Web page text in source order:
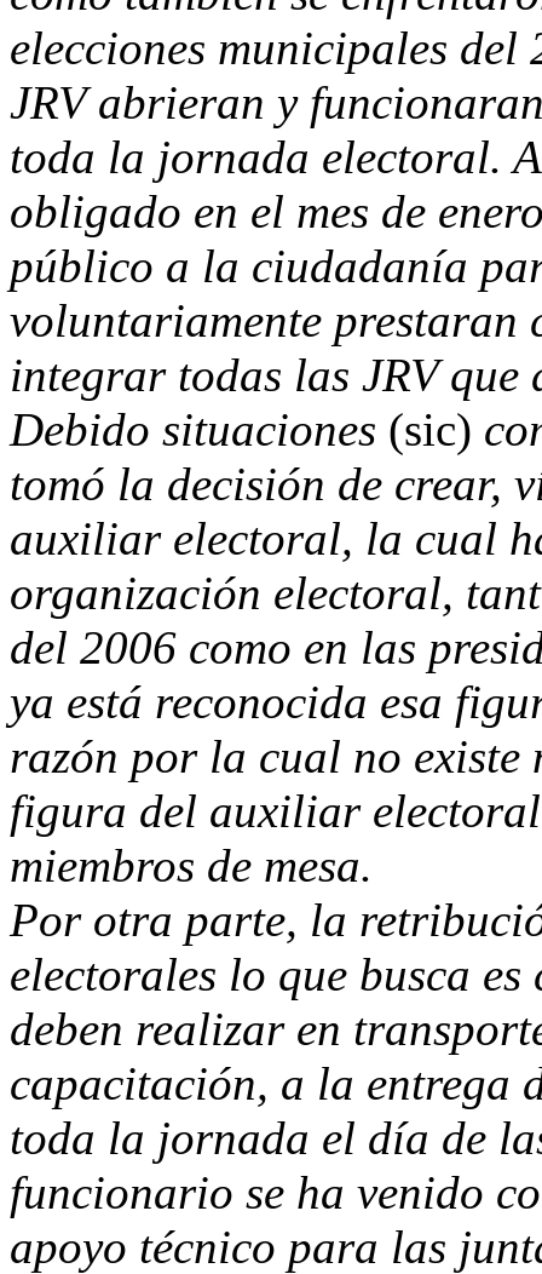
elecciones municipales
JRV abrieran y
toda la jornada electoral.
obligado en el mes de
público a la ciudadanía
voluntariamente prestaran
integrar todas las JRV que
Debido situaciones (sic)
tomó la decisión de crear,
auxiliar electoral, la cual
organización electoral,
del 2006 como en las
ya está reconocida esa
razón por la cual no existe
figura del auxiliar
miembros de mesa.
Por otra parte, la
electorales lo que busca
deben realizar en
capacitación, a la entrega
toda la jornada el día de
funcionario se ha venido
apoyo técnico para las